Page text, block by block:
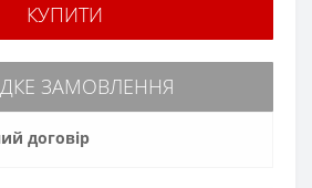
КУПИТИ
ЗАМОВЛЕННЯ
договір